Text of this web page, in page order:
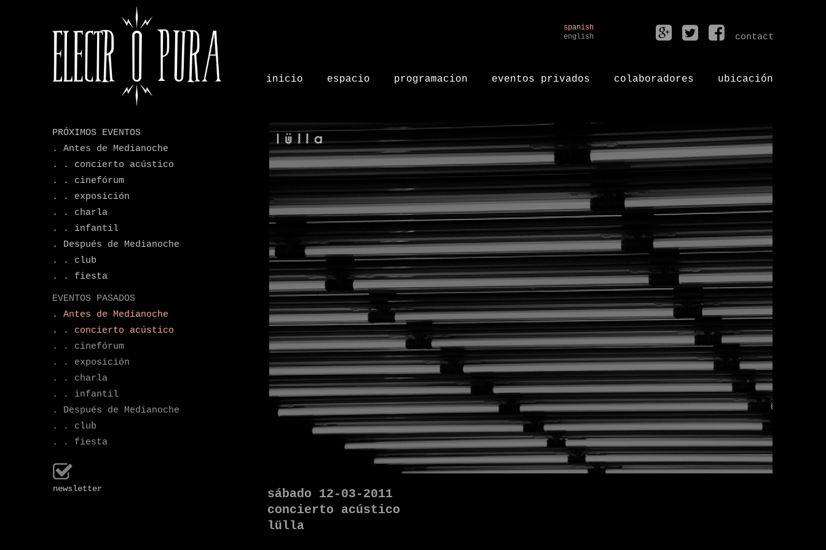
spanish
english
contact
inicio espacio programacion eventos privados colaboradores ubicación
PRÓXIMOS EVENTOS
. Antes de Medianoche
. . concierto acústico
. . cinefórum
. . exposición
. . charla
. . infantil
. Después de Medianoche
. . club
. . fiesta
EVENTOS PASADOS
. Antes de Medianoche
. . concierto acústico
. . cinefórum
. . exposición
. . charla
. . infantil
. Después de Medianoche
. . club
. . fiesta
newsletter
sábado 12-03-2011
concierto acústico
lülla